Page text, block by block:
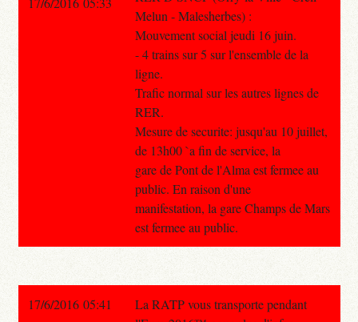
Melun - Malesherbes) :
Mouvement social jeudi 16 juin.
- 4 trains sur 5 sur l'ensemble de la
ligne.
Trafic normal sur les autres lignes de
RER.
Mesure de securite: jusqu'au 10 juillet,
de 13h00 `a fin de service, la
gare de Pont de l'Alma est fermee au
public. En raison d'une
manifestation, la gare Champs de Mars
est fermee au public.
17/6/2016 05:41
La RATP vous transporte pendant